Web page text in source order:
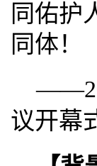
同佑护
同体！
议开幕